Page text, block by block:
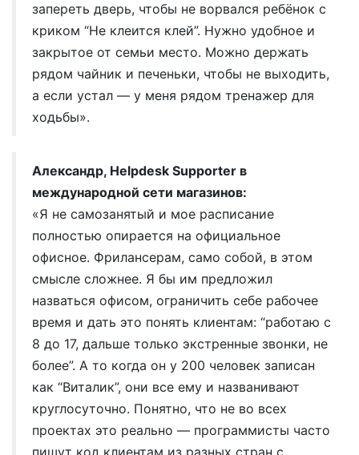
запереть дверь, чтобы не ворвался ребёнок с
криком “Не клеится клей”. Нужно удобное и
закрытое от семьи место. Можно держать
рядом чайник и печеньки, чтобы не выходить,
а если устал — у меня рядом тренажер для
ходьбы».
Александр, Helpdesk Supporter в
международной сети магазинов:
«Я не самозанятый и мое расписание
полностью опирается на официальное
офисное. Фрилансерам, само собой, в этом
смысле сложнее. Я бы им предложил
назваться офисом, ограничить себе рабочее
время и дать это понять клиентам: “работаю с
8 до 17, дальше только экстренные звонки, не
более”. А то когда он у 200 человек записан
как “Виталик”, они все ему и названивают
круглосуточно. Понятно, что не во всех
проектах это реально — программисты часто